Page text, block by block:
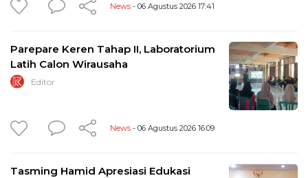
News - 06 Agustus 2026 17:41
Parepare Keren Tahap II, Laboratorium
Latih Calon Wirausaha
Editor
News - 06 Agustus 2026 16:09
Tasming Hamid Apresiasi Edukasi